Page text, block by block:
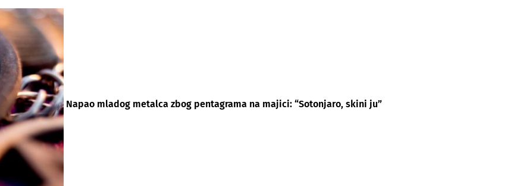
Napao mladog metalca zbog pentagrama na majici: “Sotonjaro, skini ju”